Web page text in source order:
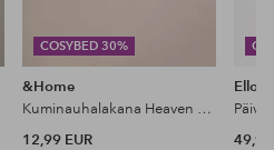
COSYBED 30%
&Home
Kuminauhalakana Heaven puuvillaa
12,99 EUR
Ellos
49,99